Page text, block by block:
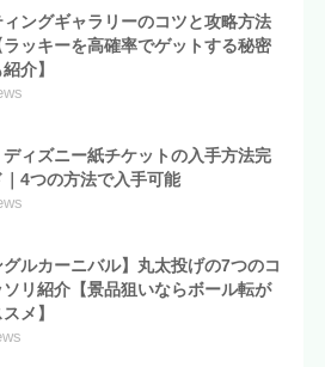
ィングギャラリーのコツと攻略方法
ラッキーを高確率でゲットする秘密
介】
ディズニー紙チケットの入手方法完
4つの方法で入手可能
グルカーニバル】丸太投げの7つのコ
ソリ紹介【景品狙いならボール転が
メ】